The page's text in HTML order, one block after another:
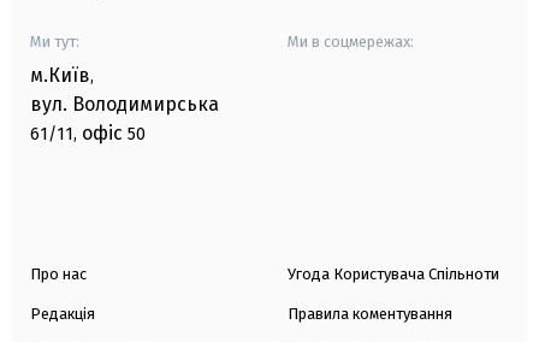
Ми тут:
м.Київ,
вул. Володимирська
61/11, офіс 50
Ми в соцмережах:
Про нас
Редакція
Угода Користувача Спільноти
Правила коментування